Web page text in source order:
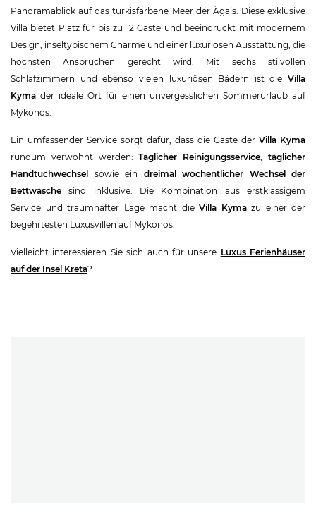
Panoramablick auf das türkisfarbene Meer der Ägäis. Diese exklusive
Villa bietet Platz für bis zu 12 Gäste und beeindruckt mit modernem
Design, inseltypischem Charme und einer luxuriösen Ausstattung, die
höchsten Ansprüchen gerecht wird. Mit sechs stilvollen
Schlafzimmern und ebenso vielen luxuriösen Bädern ist die Villa
Kyma der ideale Ort für einen unvergesslichen Sommerurlaub auf
Mykonos.
Ein umfassender Service sorgt dafür, dass die Gäste der Villa Kyma
rundum verwöhnt werden:Täglicher Reinigungsservice ,täglicher
Handtuchwechsel sowie ein dreimal wöchentlicher Wechsel der
Bettwäsche sind inklusive. Die Kombination aus erstklassigem
Service und traumhafter Lage macht die Villa Kymazu einer der
begehrtesten Luxusvillen auf Mykonos.
Vielleicht interessieren Sie sich auch für unsere Luxus Ferienhäuser
auf der Insel Kreta?